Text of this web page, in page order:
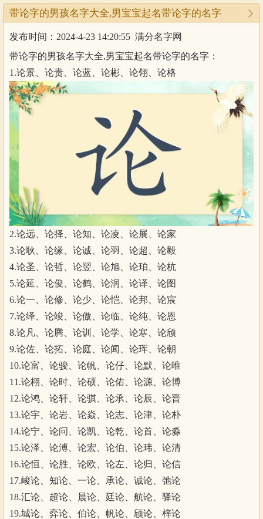
带论字的男孩名字大全,男宝宝起名带论字的名字
发布时间：2024-4-23 14:20:55 满分名字网
带论字的男孩名字大全,男宝宝起名带论字的名字：
1.论景、论贵、论蓝、论彬、论翎、论格
2.论远、论择、论知、论凌、论展、论家
3.论耿、论缘、论诚、论羽、论超、论毅
4.论圣、论哲、论翌、论旭、论珀、论杭
5.论延、论俊、论鹤、论润、论译、论图
6.论一、论修、论少、论恺、论邦、论宸
7.论绎、论竣、论傲、论临、论纯、论恩
8.论凡、论腾、论训、论学、论寒、论颀
9.论佐、论拓、论庭、论闻、论珲、论朝
10.论富、论骏、论帆、论仔、论默、论唯
11.论栩、论时、论硕、论佑、论源、论博
12.论鸿、论轩、论骐、论承、论辰、论晋
13.论宇、论岩、论焱、论志、论津、论朴
14.论宁、论问、论凯、论乾、论首、论淼
15.论泽、论溥、论宏、论伯、论玮、论清
16.论恒、论胜、论欧、论左、论归、论信
17.峻论、知论、一论、承论、诚论、弛论
18.汇论、超论、晨论、廷论、航论、驿论
19.城论、弈论、伯论、帆论、颀论、梓论